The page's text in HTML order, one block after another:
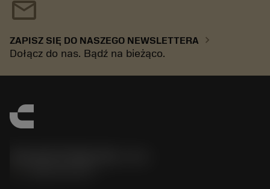
mail
ZAPISZ SIĘ DO NASZEGO NEWSLETTERA chevron_right
Dołącz do nas. Bądź na bieżąco.